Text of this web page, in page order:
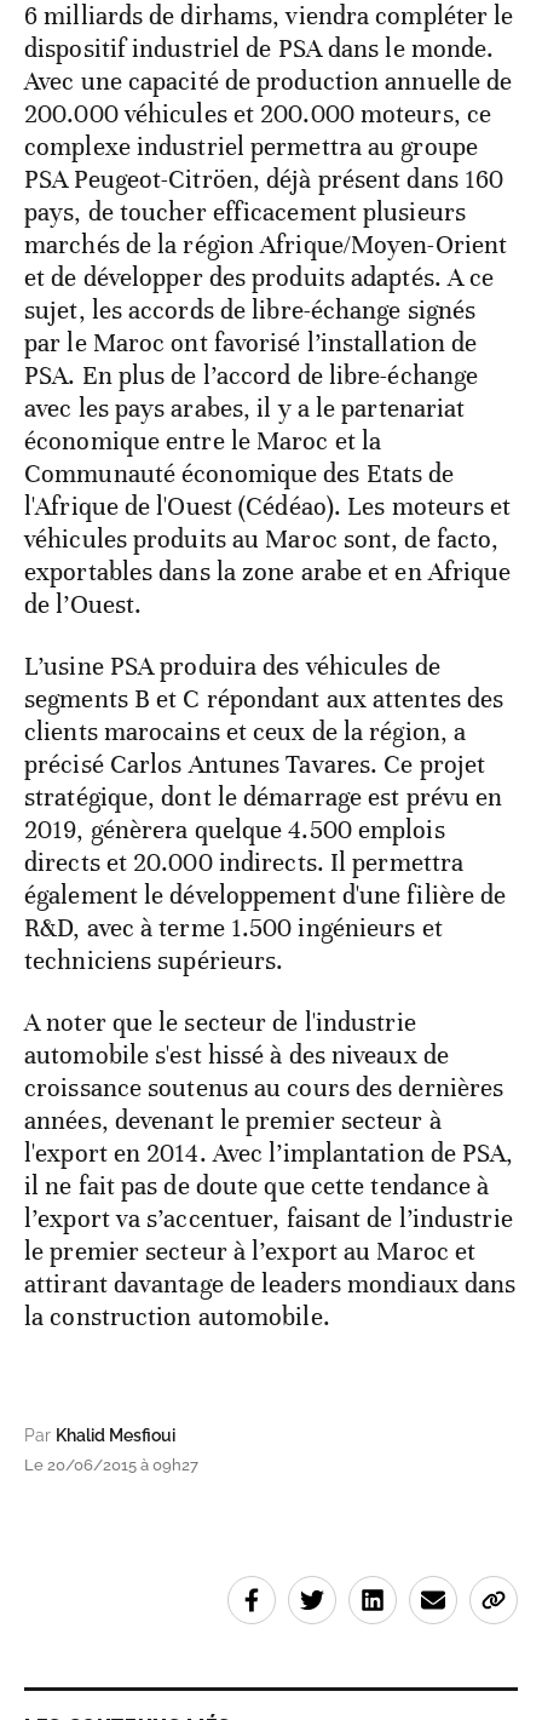
6 milliards de dirhams, viendra compléter le
dispositif industriel de PSA dans le monde.
Avec une capacité de production annuelle de
200.000 véhicules et 200.000 moteurs, ce
complexe industriel permettra au groupe
PSA Peugeot-Citröen, déjà présent dans 160
pays, de toucher efficacement plusieurs
marchés de la région Afrique/Moyen-Orient
et de développer des produits adaptés. A ce
sujet, les accords de libre-échange signés
par le Maroc ont favorisé l’installation de
PSA. En plus de l’accord de libre-échange
avec les pays arabes, il y a le partenariat
économique entre le Maroc et la
Communauté économique des Etats de
l'Afrique de l'Ouest (Cédéao). Les moteurs et
véhicules produits au Maroc sont, de facto,
exportables dans la zone arabe et en Afrique
de l’Ouest.
L’usine PSA produira des véhicules de
segments B et C répondant aux attentes des
clients marocains et ceux de la région, a
précisé Carlos Antunes Tavares. Ce projet
stratégique, dont le démarrage est prévu en
2019, génèrera quelque 4.500 emplois
directs et 20.000 indirects. Il permettra
également le développement d'une filière de
R&D, avec à terme 1.500 ingénieurs et
techniciens supérieurs.
A noter que le secteur de l'industrie
automobile s'est hissé à des niveaux de
croissance soutenus au cours des dernières
années, devenant le premier secteur à
l'export en 2014. Avec l’implantation de PSA,
il ne fait pas de doute que cette tendance à
l’export va s’accentuer, faisant de l’industrie
le premier secteur à l’export au Maroc et
attirant davantage de leaders mondiaux dans
la construction automobile.
Par Khalid Mesfioui
Le 20/06/2015 à 09h27